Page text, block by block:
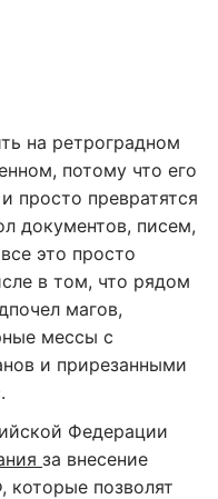
на ретроградном
потому что его
просто превратятся
документов, писем,
это просто
в том, что рядом
магов,
мессы с
и прирезанными
Федерации
за внесение
которые позволят